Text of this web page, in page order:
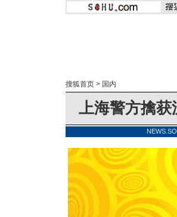
搜狐首页 > 国内
上海警方擒获